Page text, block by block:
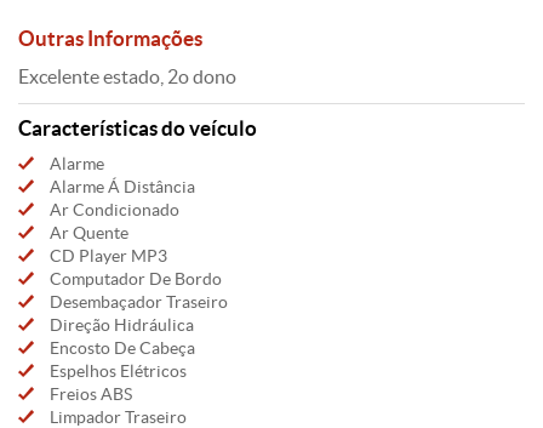
Outras Informações
Excelente estado, 2o dono
Características do veículo
Alarme
Alarme Á Distância
Ar Condicionado
Ar Quente
CD Player MP3
Computador De Bordo
Desembaçador Traseiro
Direção Hidráulica
Encosto De Cabeça
Espelhos Elétricos
Freios ABS
Limpador Traseiro